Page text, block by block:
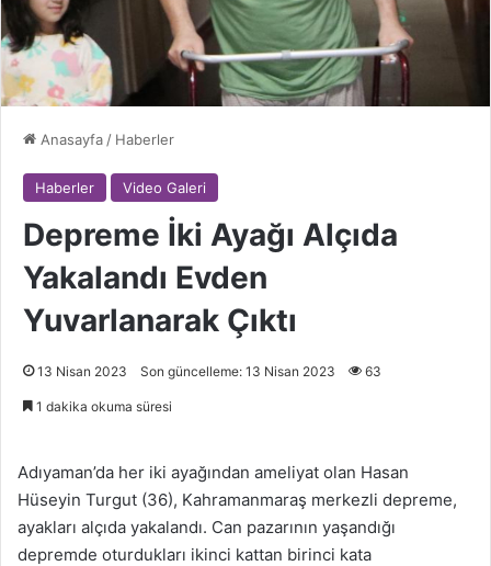
Anasayfa / Haberler
Haberler Video Galeri
Depreme İki Ayağı Alçıda
Yakalandı Evden
Yuvarlanarak Çıktı
13 Nisan 2023 Son güncelleme: 13 Nisan 2023 63
1 dakika okuma süresi
Adıyaman’da her iki ayağından ameliyat olan Hasan
Hüseyin Turgut (36), Kahramanmaraş merkezli depreme,
ayakları alçıda yakalandı. Can pazarının yaşandığı
depremde oturdukları ikinci kattan birinci kata